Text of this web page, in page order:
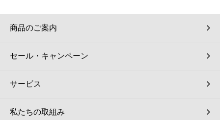
商品のご案内
セール・キャンペーン
サービス
私たちの取組み